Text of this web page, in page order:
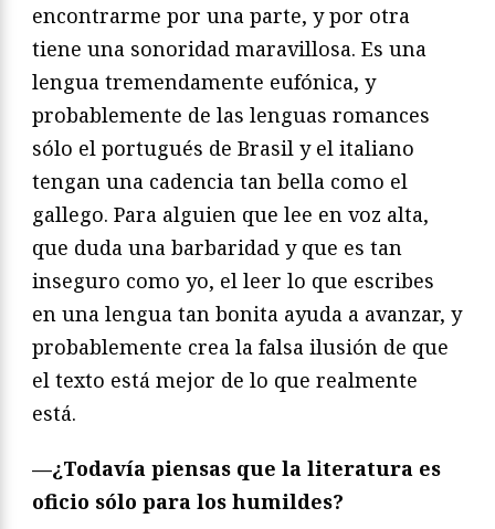
encontrarme por una parte, y por otra
tiene una sonoridad maravillosa. Es una
lengua tremendamente eufónica, y
probablemente de las lenguas romances
sólo el portugués de Brasil y el italiano
tengan una cadencia tan bella como el
gallego. Para alguien que lee en voz alta,
que duda una barbaridad y que es tan
inseguro como yo, el leer lo que escribes
en una lengua tan bonita ayuda a avanzar, y
probablemente crea la falsa ilusión de que
el texto está mejor de lo que realmente
está.
—¿Todavía piensas que la literatura es
oficio sólo para los humildes?